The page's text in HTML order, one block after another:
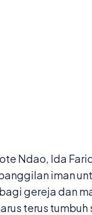
Ndao, Ida
iman
gereja dan
terus